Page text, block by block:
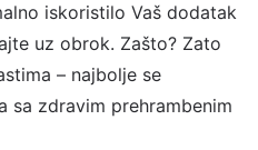
iskoristilo Vaš dodatak
uz obrok. Zašto? Zato
– najbolje se
sa zdravim prehrambenim